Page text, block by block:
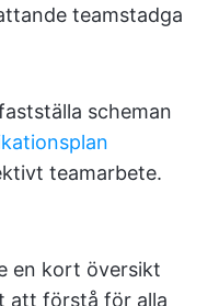
teamstadga
scheman
teamarbete.
en kort översikt
att förstå för alla